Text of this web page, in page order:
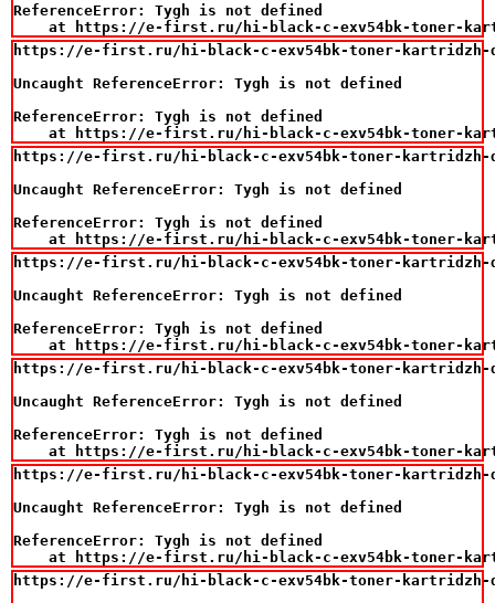
ReferenceError: Tygh is not defined
at https://e-first.ru/hi-black-c-exv54bk-toner-
https://e-first.ru/hi-black-c-exv54bk-toner-kartridzh-
Uncaught ReferenceError: Tygh is not defined
ReferenceError: Tygh is not defined
at https://e-first.ru/hi-black-c-exv54bk-toner-
https://e-first.ru/hi-black-c-exv54bk-toner-kartridzh-
Uncaught ReferenceError: Tygh is not defined
ReferenceError: Tygh is not defined
at https://e-first.ru/hi-black-c-exv54bk-toner-
https://e-first.ru/hi-black-c-exv54bk-toner-kartridzh-
Uncaught ReferenceError: Tygh is not defined
ReferenceError: Tygh is not defined
at https://e-first.ru/hi-black-c-exv54bk-toner-
https://e-first.ru/hi-black-c-exv54bk-toner-kartridzh-
Uncaught ReferenceError: Tygh is not defined
ReferenceError: Tygh is not defined
at https://e-first.ru/hi-black-c-exv54bk-toner-
https://e-first.ru/hi-black-c-exv54bk-toner-kartridzh-
Uncaught ReferenceError: Tygh is not defined
ReferenceError: Tygh is not defined
at https://e-first.ru/hi-black-c-exv54bk-toner-
https://e-first.ru/hi-black-c-exv54bk-toner-kartridzh-